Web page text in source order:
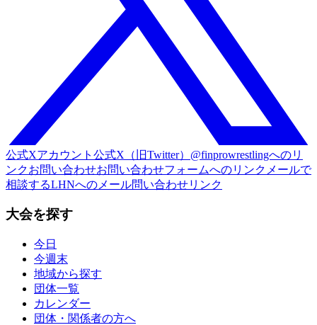
公式Xアカウント 公式X（旧Twitter）@finprowrestlingへのリ
ンクお問い合わせお問い合わせフォームへのリンク メールで
相談するLHNへのメール問い合わせリンク
大会を探す
今日
今週末
地域から探す
団体一覧
カレンダー
団体・関係者の方へ